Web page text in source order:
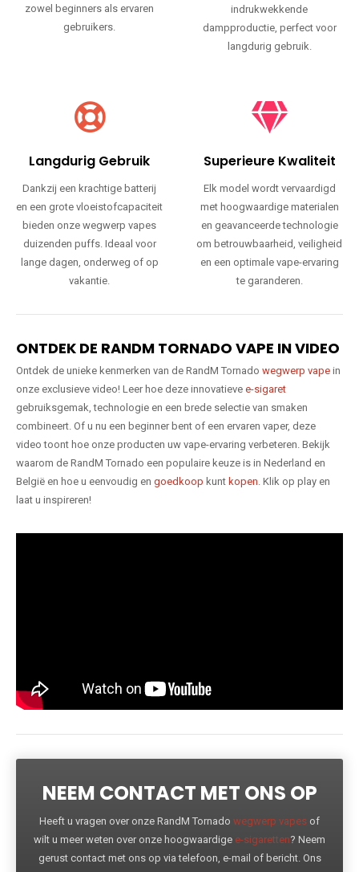
zowel beginners als ervaren
gebruikers.
indrukwekkende
dampproductie, perfect voor
langdurig gebruik.
Langdurig Gebruik
Dankzij een krachtige batterij
en een grote vloeistofcapaciteit
bieden onze wegwerp vapes
duizenden puffs. Ideaal voor
lange dagen, onderweg of op
vakantie.
Superieure Kwaliteit
Elk model wordt vervaardigd
met hoogwaardige materialen
en geavanceerde technologie
om betrouwbaarheid, veiligheid
en een optimale vape-ervaring
te garanderen.
ONTDEK DE RANDM TORNADO VAPE IN VIDEO
Ontdek de unieke kenmerken van de RandM Tornado wegwerp vape in
onze exclusieve video! Leer hoe deze innovatieve e-sigaret
gebruiksgemak, technologie en een brede selectie van smaken
combineert. Of u nu een beginner bent of een ervaren vaper, deze
video toont hoe onze producten uw vape-ervaring verbeteren. Bekijk
waarom de RandM Tornado een populaire keuze is in Nederland en
België en hoe u eenvoudig en goedkoop kunt kopen. Klik op play en
laat u inspireren!
NEEM CONTACT MET ONS OP
Heeft u vragen over onze RandM Tornado wegwerp vapes of
wilt u meer weten over onze hoogwaardige e-sigaretten? Neem
gerust contact met ons op via telefoon, e-mail of bericht. Ons